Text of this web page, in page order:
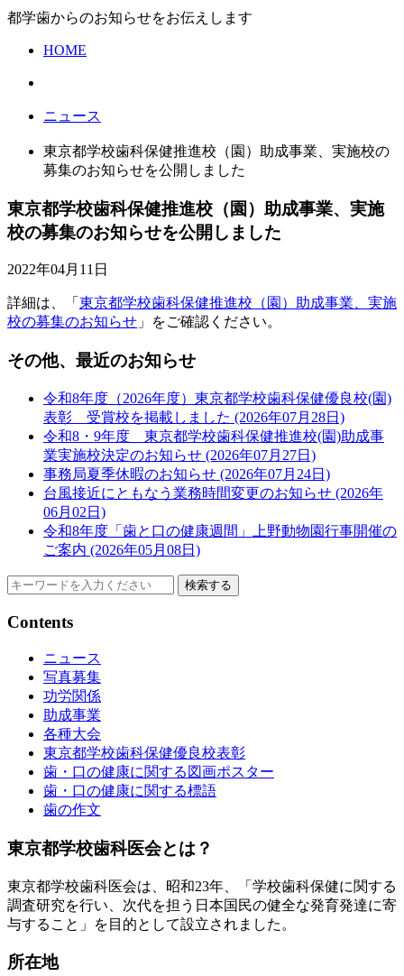
都学歯からのお知らせをお伝えします
HOME
ニュース
東京都学校歯科保健推進校（園）助成事業、実施校の
募集のお知らせを公開しました
東京都学校歯科保健推進校（園）助成事業、実施
校の募集のお知らせを公開しました
2022年04月11日
詳細は、「 東京都学校歯科保健推進校（園）助成事業、実施
校の募集のお知らせ 」をご確認ください。
その他、最近のお知らせ
令和8年度（2026年度）東京都学校歯科保健優良校(園)
表彰 受賞校を掲載しました (2026年07月28日)
令和8・9年度 東京都学校歯科保健推進校(園)助成事
業実施校決定のお知らせ (2026年07月27日)
事務局夏季休暇のお知らせ (2026年07月24日)
台風接近にともなう業務時間変更のお知らせ (2026年
06月02日)
令和8年度「歯と口の健康週間」上野動物園行事開催の
ご案内 (2026年05月08日)
検索する
Contents
ニュース
写真募集
功労関係
助成事業
各種大会
東京都学校歯科保健優良校表彰
歯・口の健康に関する図画ポスター
歯・口の健康に関する標語
歯の作文
東京都学校歯科医会とは？
東京都学校歯科医会は、昭和23年、「学校歯科保健に関する
調査研究を行い、次代を担う日本国民の健全な発育発達に寄
与すること」を目的として設立されました。
所在地